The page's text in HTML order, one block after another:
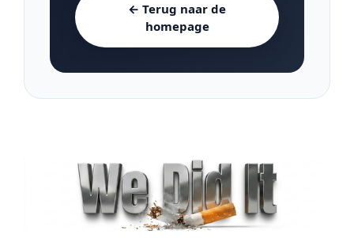
← Terug naar de
homepage